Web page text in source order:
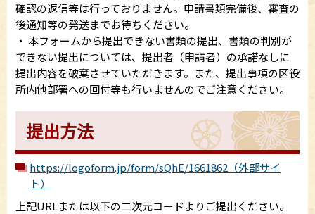
確認の返信等は行っておりません。申請書類完備後、審査の
後通知等の発送までお待ちください。
・ 本フォームから提出できない書類の提出、書類の判別が
できない提出については、提出者（申請者）の承諾なしに
提出内容を破棄させていただきます。また、提出事項の区役
所内他部署への回付等も行いませんのでご注意ください。
提出方法
https://logoform.jp/form/sQhE/1661862（外部サイ
ト）
上記URLまたは以下の二次元コードよりご提出ください。